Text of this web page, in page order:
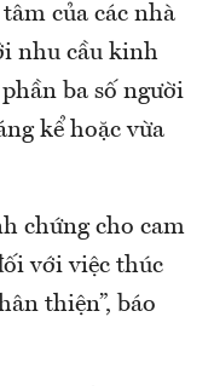
của các nhà
nhu cầu kinh
ba số người
kể hoặc vừa
chứng cho cam
với việc thúc
thiện”, báo